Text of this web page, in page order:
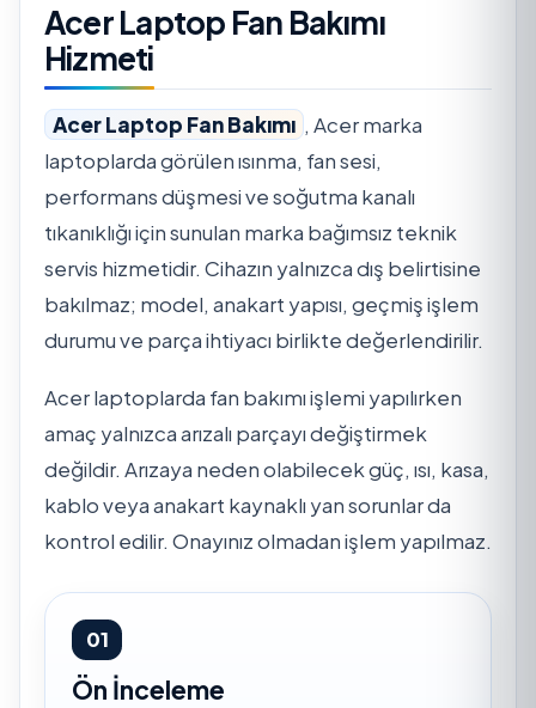
Acer Laptop Fan Bakımı
Hizmeti
Acer Laptop Fan Bakımı , Acer marka
laptoplarda görülen ısınma, fan sesi,
performans düşmesi ve soğutma kanalı
tıkanıklığı için sunulan marka bağımsız teknik
servis hizmetidir. Cihazın yalnızca dış belirtisine
bakılmaz; model, anakart yapısı, geçmiş işlem
durumu ve parça ihtiyacı birlikte değerlendirilir.
Acer laptoplarda fan bakımı işlemi yapılırken
amaç yalnızca arızalı parçayı değiştirmek
değildir. Arızaya neden olabilecek güç, ısı, kasa,
kablo veya anakart kaynaklı yan sorunlar da
kontrol edilir. Onayınız olmadan işlem yapılmaz.
01
Ön İnceleme